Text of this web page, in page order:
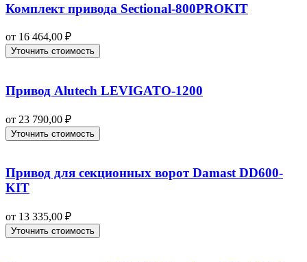
Комплект привода Sectional-800PROKIT
от 16 464,00 ₽
Уточнить стоимость
Привод Alutech LEVIGATO-1200
от 23 790,00 ₽
Уточнить стоимость
Привод для секционных ворот Damast DD600-
KIT
от 13 335,00 ₽
Уточнить стоимость